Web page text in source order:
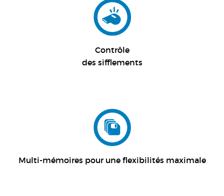
Contrôle
des sifflements
Multi-mémoires pour une flexibilités maximale